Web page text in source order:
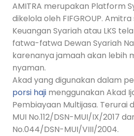
AMITRA merupakan Platform
dikelola oleh FIFGROUP.
Keuangan Syariah atau LKS
fatwa-fatwa Dewan Syariah
karenanya jamaah akan lebih
nyaman.
Akad yang digunakan dalam
porsi haji menggunakan Akad
Pembiayaan Multijasa. Terurai
MUI No.112/DSN-MUI/IX/2017
No.044/DSN-MUI/VIII/2004.